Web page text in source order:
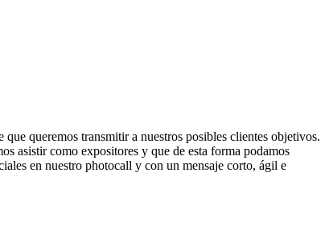
queremos transmitir a nuestros posibles clientes objetivos.
asistir como expositores y que de esta forma podamos
en nuestro photocall y con un mensaje corto, ágil e